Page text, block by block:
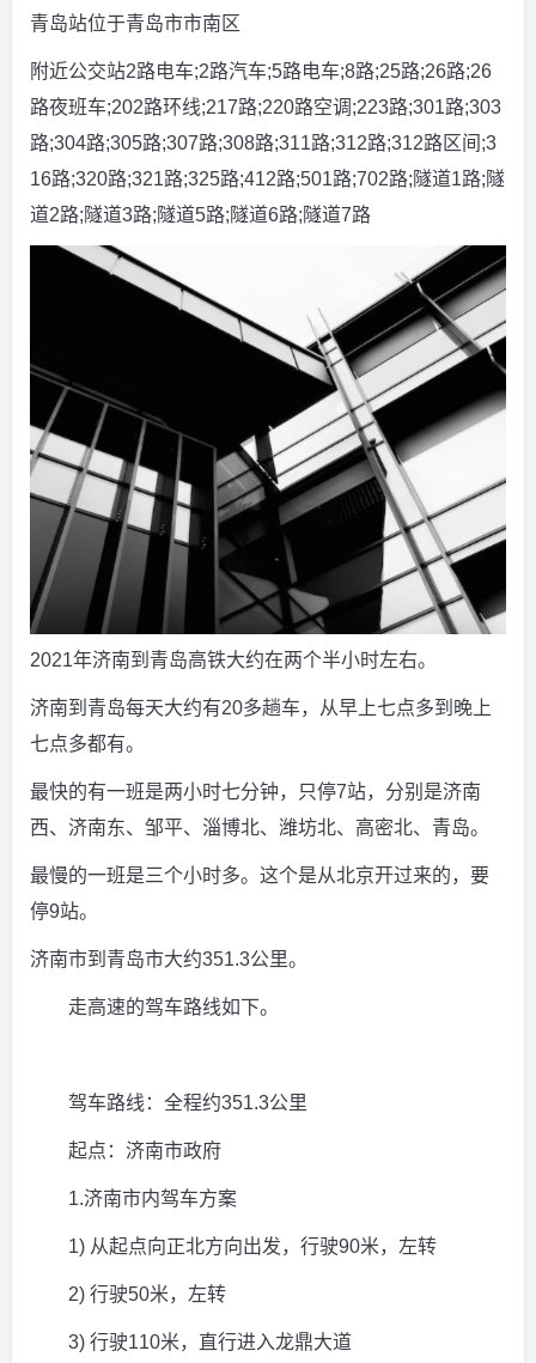
青岛站位于青岛市市南区
附近公交站2路电车;2路汽车;5路电车;8路;25路;26路;26
路夜班车;202路环线;217路;220路空调;223路;301路;303
路;304路;305路;307路;308路;311路;312路;312路区间;3
16路;320路;321路;325路;412路;501路;702路;隧道1路;隧
道2路;隧道3路;隧道5路;隧道6路;隧道7路
2021年济南到青岛高铁大约在两个半小时左右。
济南到青岛每天大约有20多趟车，从早上七点多到晚上
七点多都有。
最快的有一班是两小时七分钟，只停7站，分别是济南
西、济南东、邹平、淄博北、潍坊北、高密北、青岛。
最慢的一班是三个小时多。这个是从北京开过来的，要
停9站。
济南市到青岛市大约351.3公里。
走高速的驾车路线如下。
驾车路线：全程约351.3公里
起点：济南市政府
1.济南市内驾车方案
1) 从起点向正北方向出发，行驶90米，左转
2) 行驶50米，左转
3) 行驶110米，直行进入龙鼎大道